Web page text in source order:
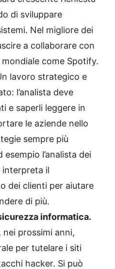
di sviluppare
Nel migliore dei
a collaborare con
come Spotify.
lavoro strategico e
l’analista deve
e saperli leggere in
le aziende nello
sempre più
l’analista dei
interpreta il
dei clienti per aiutare
di più.
informatica.
nei prossimi anni,
per tutelare i siti
hacker. Si può